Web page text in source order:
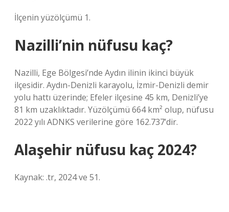
İlçenin yüzölçümü 1.
Nazilli’nin nüfusu kaç?
Nazilli, Ege Bölgesi’nde Aydın ilinin ikinci büyük
ilçesidir. Aydın-Denizli karayolu, İzmir-Denizli demir
yolu hattı üzerinde; Efeler ilçesine 45 km, Denizli’ye
81 km uzaklıktadır. Yüzölçümü 664 km² olup, nüfusu
2022 yılı ADNKS verilerine göre 162.737’dir.
Alaşehir nüfusu kaç 2024?
Kaynak: .tr, 2024 ve 51.